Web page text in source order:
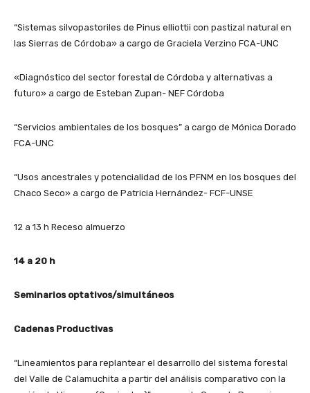
“Sistemas silvopastoriles de Pinus elliottii con pastizal natural en
las Sierras de Córdoba» a cargo de Graciela Verzino FCA-UNC
«Diagnóstico del sector forestal de Córdoba y alternativas a
futuro» a cargo de Esteban Zupan- NEF Córdoba
“Servicios ambientales de los bosques” a cargo de Mónica Dorado
FCA-UNC
“Usos ancestrales y potencialidad de los PFNM en los bosques del
Chaco Seco» a cargo de Patricia Hernández- FCF-UNSE
12 a 13 h Receso almuerzo
14 a 20 h
Seminarios optativos/simultáneos
Cadenas Productivas
“Lineamientos para replantear el desarrollo del sistema forestal
del Valle de Calamuchita a partir del análisis comparativo con la